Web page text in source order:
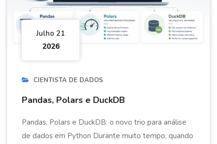
Julho 21
2026
CIENTISTA DE DADOS
Pandas, Polars e DuckDB
Pandas, Polars e DuckDB: o novo trio para análise
de dados em Python Durante muito tempo, quando